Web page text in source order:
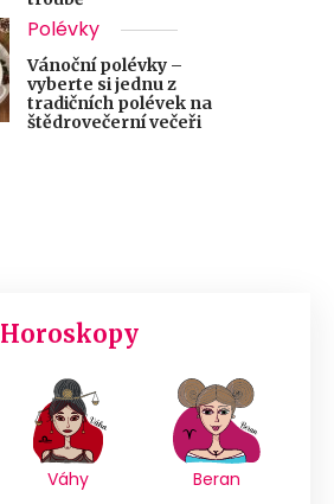
Polévky
Vánoční polévky –
vyberte si jednu z
tradičních polévek na
štědrovečerní večeři
Horoskopy
Váhy Beran